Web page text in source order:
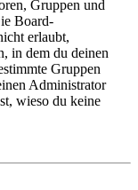
Gruppen und
Board-
erlaubt,
in dem du deinen
Gruppen
Administrator
wieso du keine